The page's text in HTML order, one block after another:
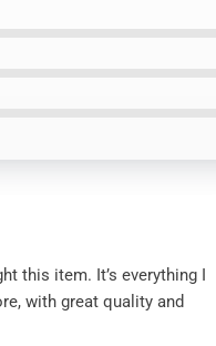
this item. It’s everything I
with great quality and